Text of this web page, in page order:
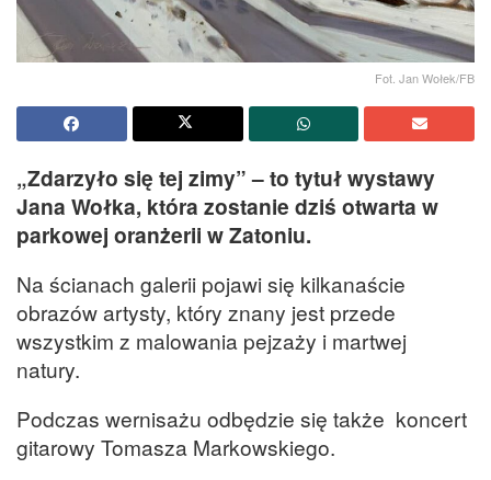
Fot. Jan Wołek/FB
„Zdarzyło się tej zimy” – to tytuł wystawy
Jana Wołka, która zostanie dziś otwarta w
parkowej oranżerii w Zatoniu.
Na ścianach galerii pojawi się kilkanaście
obrazów artysty, który znany jest przede
wszystkim z malowania pejzaży i martwej
natury.
Podczas wernisażu odbędzie się także koncert
gitarowy Tomasza Markowskiego.